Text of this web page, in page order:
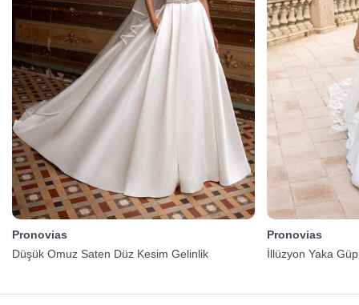
Pronovias
Düşük Omuz Saten Düz Kesim Gelinlik
Pronovias
İllüzyon Yaka